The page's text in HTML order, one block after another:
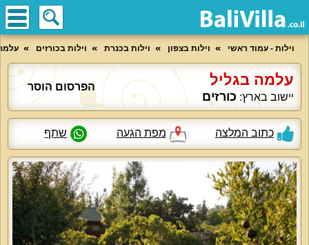
וילות - עמוד ראשי וילות בצפון וילות בכנרת וילות בכורזים
עלמה בגליל
יישוב בארץ: כורזים
הפרסום הוסר
כתוב המלצה מפת הגעה שתף